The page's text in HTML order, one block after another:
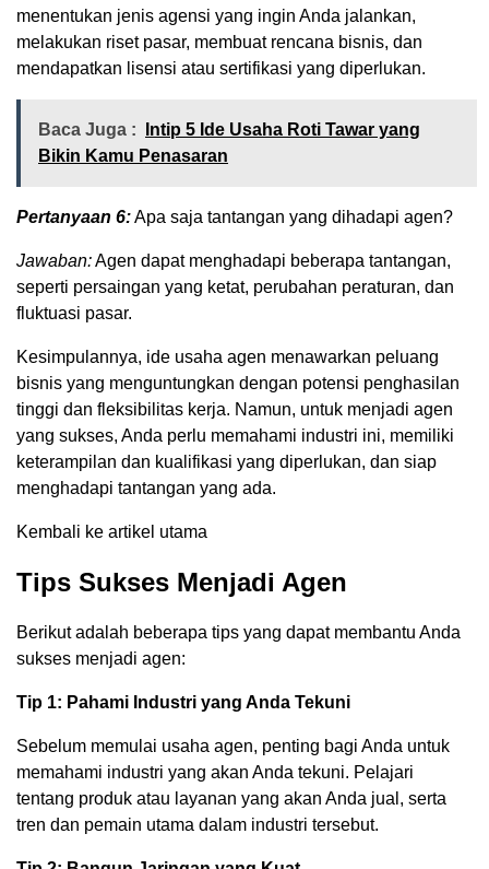
menentukan jenis agensi yang ingin Anda jalankan,
melakukan riset pasar, membuat rencana bisnis, dan
mendapatkan lisensi atau sertifikasi yang diperlukan.
Baca Juga :
Intip 5 Ide Usaha Roti Tawar yang
Bikin Kamu Penasaran
Pertanyaan 6:Apa saja tantangan yang dihadapi agen?
Jawaban:Agen dapat menghadapi beberapa tantangan,
seperti persaingan yang ketat, perubahan peraturan, dan
fluktuasi pasar.
Kesimpulannya, ide usaha agen menawarkan peluang
bisnis yang menguntungkan dengan potensi penghasilan
tinggi dan fleksibilitas kerja. Namun, untuk menjadi agen
yang sukses, Anda perlu memahami industri ini, memiliki
keterampilan dan kualifikasi yang diperlukan, dan siap
menghadapi tantangan yang ada.
Kembali ke artikel utama
Tips Sukses Menjadi Agen
Berikut adalah beberapa tips yang dapat membantu Anda
sukses menjadi agen:
Tip 1: Pahami Industri yang Anda Tekuni
Sebelum memulai usaha agen, penting bagi Anda untuk
memahami industri yang akan Anda tekuni. Pelajari
tentang produk atau layanan yang akan Anda jual, serta
tren dan pemain utama dalam industri tersebut.